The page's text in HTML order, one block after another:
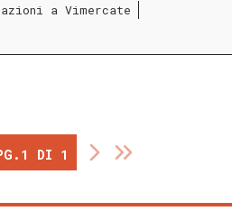
a Vimercate
DI 1